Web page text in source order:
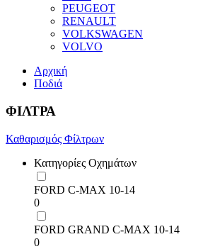
PEUGEOT
RENAULT
VOLKSWAGEN
VOLVO
Αρχική
Ποδιά
ΦΙΛΤΡΑ
Καθαρισμός Φίλτρων
Κατηγορίες Οχημάτων
FORD C-MAX 10-14
0
FORD GRAND C-MAX 10-14
0